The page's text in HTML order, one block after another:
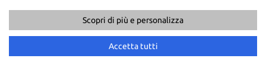
Copyright © 2026 GestionaleAuto.com S.r.l., Tutti i diritti riservati -
Leggi l'informativa sulla privacy-Cookie Policy
GestionaleAuto.com
Scopri di più e personalizza
Accetta tutti